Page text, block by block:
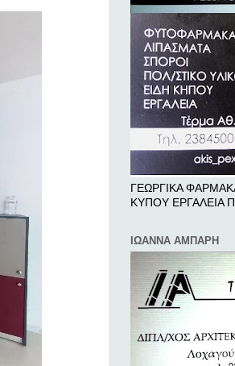
ΓΕΩΡΓΙΚΑ
ΚΥΠΟΥ ΕΡΓΑΛΕΙΑ
ΙΩΑΝΝΑ ΑΜΠΑΡΗ